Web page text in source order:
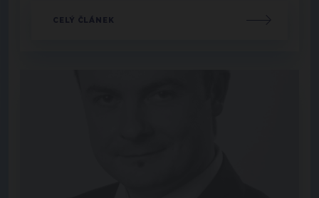
CELÝ ČLÁNEK